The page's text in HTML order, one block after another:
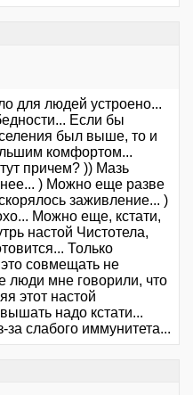
для людей устроено...
Если бы
был выше, то и
комфортом...
причем? )) Мазь
) Можно еще разве
заживление... )
Можно еще, кстати,
настой Чистотела,
Только
совмещать не
люди мне говорили, что
этот настой
надо кстати...
за слабого иммунитета...